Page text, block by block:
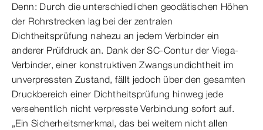
Denn: Durch die unterschiedlichen geodätischen Höhen
der Rohrstrecken lag bei der zentralen
Dichtheitsprüfung nahezu an jedem Verbinder ein
anderer Prüfdruck an. Dank der SC-Contur der Viega-
Verbinder, einer konstruktiven Zwangsundichtheit im
unverpressten Zustand, fällt jedoch über den gesamten
Druckbereich einer Dichtheitsprüfung hinweg jede
versehentlich nicht verpresste Verbindung sofort auf.
„Ein Sicherheitsmerkmal, das bei weitem nicht allen